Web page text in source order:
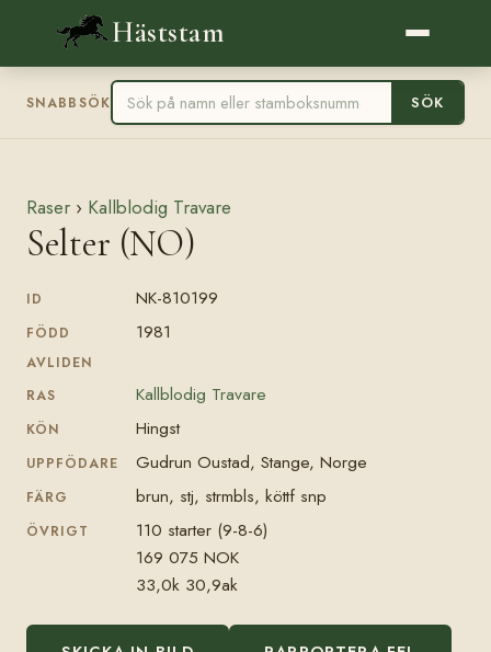
Häststam
SNABBSÖK SÖK
Raser › Kallblodig Travare
Selter (NO)
ID NK-810199
FÖDD 1981
AVLIDEN
RAS
Kallblodig Travare
KÖN Hingst
UPPFÖDARE Gudrun Oustad, Stange, Norge
FÄRG brun, stj, strmbls, köttf snp
ÖVRIGT
110 starter (9-8-6)
169 075 NOK
33,0k 30,9ak